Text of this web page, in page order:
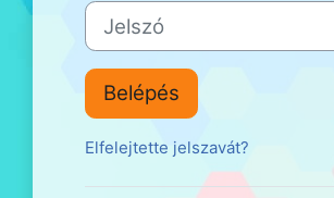
Jelszó
Belépés
Elfelejtette jelszavát?